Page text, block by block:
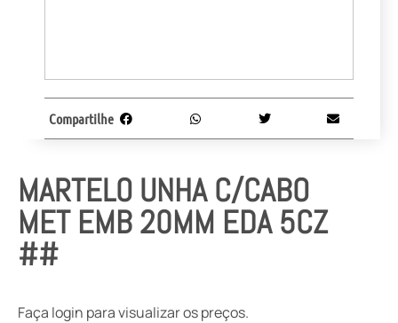
MARTELO UNHA C/CABO
MET EMB 20MM EDA 5CZ
##
Faça login para visualizar os preços.
Compartilhe